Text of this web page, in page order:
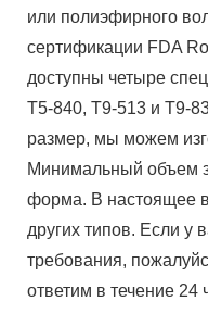
или полиэфирного
сертификации FDA
доступны четыре
T5-840, T9-513 и T9-
размер, мы можем
Минимальный объем
форма. В настоящее
других типов. Если у
требования,
ответим в течение 24